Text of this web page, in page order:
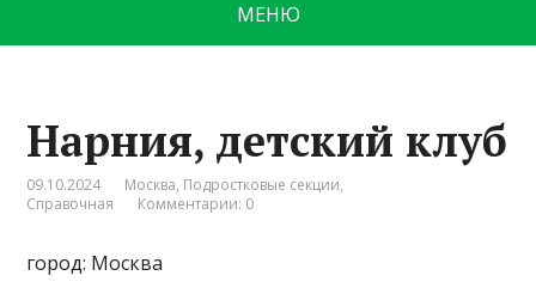
МЕНЮ
Нарния, детский клуб
09.10.2024 Москва, Подростковые секции,
Справочная
Комментарии: 0
город: Москва